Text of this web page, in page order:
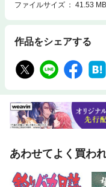
ファイルサイズ
41.53 MB
作品をシェアする
あわせてよく買わ